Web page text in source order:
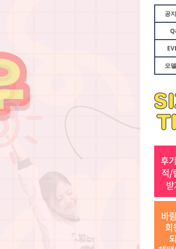
공
모